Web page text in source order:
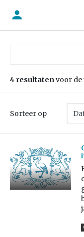
4 resultatenvoor de
Sorteer op